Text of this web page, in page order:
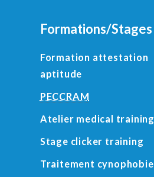
Formations/Stages
Formation attestation
aptitude
PECCRAM
Atelier medical training
Stage clicker training
Traitement cynophobie